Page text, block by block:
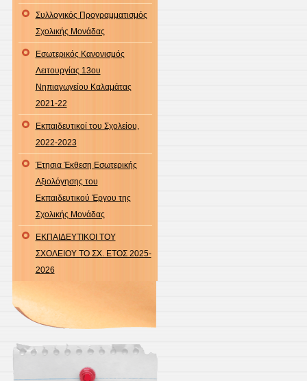
Συλλογικός Προγραμματισμός
Σχολικής Μονάδας
Εσωτερικός Κανονισμός
Λειτουργίας 13ου
Νηπιαγωγείου Καλαμάτας
2021-22
Εκπαιδευτικοί του Σχολείου,
2022-2023
Έτησια Έκθεση Εσωτερικής
Αξιολόγησης του
Εκπαιδευτικού Έργου της
Σχολικής Μονάδας
ΕΚΠΑΙΔΕΥΤΙΚΟΙ ΤΟΥ
ΣΧΟΛΕΙΟΥ ΤΟ ΣΧ. ΕΤΟΣ 2025-
2026